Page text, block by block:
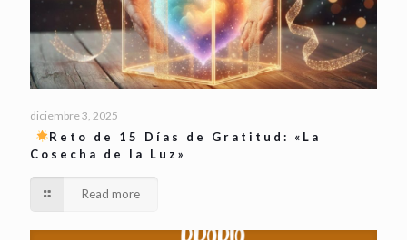
diciembre 3, 2025
Reto de 15 Días de Gratitud: «La
Cosecha de la Luz»
Read more